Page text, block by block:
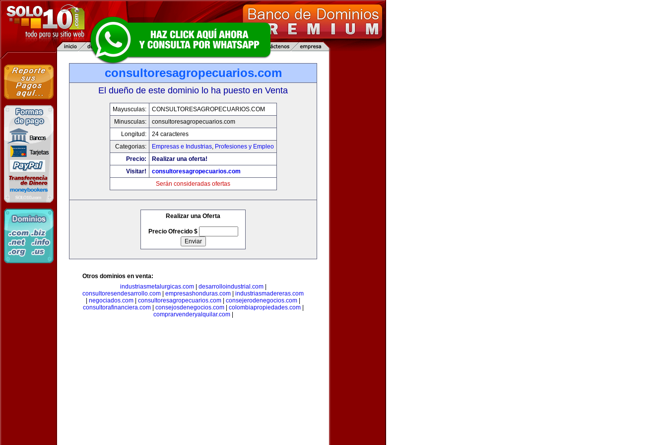
consultoresagropecuarios.com
El dueño de este dominio lo ha puesto en Venta
Mayusculas:
CONSULTORESAGROPECUARIOS.COM
Minusculas:
consultoresagropecuarios.com
Longitud:
24 caracteres
Categorias:
Empresas e Industrias, Profesiones y Empleo
Precio:
Realizar una oferta!
Visitar!
consultoresagropecuarios.com
Serán consideradas ofertas
Realizar una Oferta
Precio Ofrecido $
Otros dominios en venta:
industriasmetalurgicas.com| desarrolloindustrial.com|
consultoresendesarrollo.com
empresashonduras.com
industriasmadereras.com
negociados.com consultoresagropecuarios.com consejerodenegocios.com
consultorafinanciera.com| consejosdenegocios.com| colombiapropiedades.com|
comprarvenderyalquilar.com|